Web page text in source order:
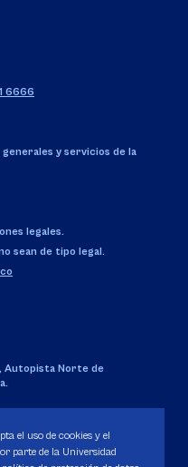
6666
y servicios de la
legales.
sean de tipo legal.
Autopista Norte de
de enero de 1980.
el uso de cookies y el
parte de la Universidad